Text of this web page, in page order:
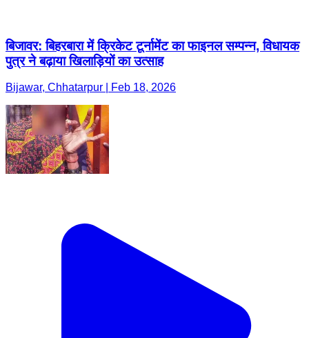
बिजावर: बिहरबारा में क्रिकेट टूर्नामेंट का फाइनल सम्पन्न, विधायक
पुत्र ने बढ़ाया खिलाड़ियों का उत्साह
Bijawar, Chhatarpur | Feb 18, 2026